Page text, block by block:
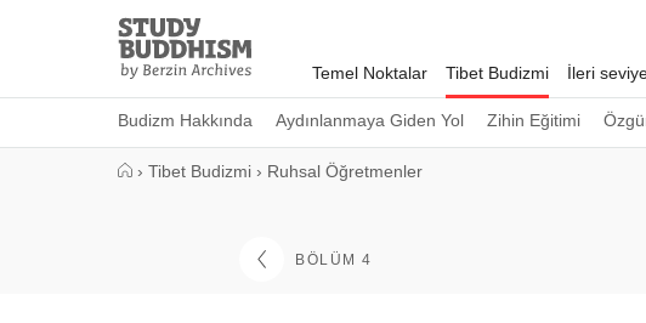
Study
Buddhism
Home
Temel Noktalar Tibet Budizmi
Budizm Hakkında Aydınlanmaya Giden Yol Zihin Eğitimi
İleri
› Tibet Budizmi › Ruhsal Öğretmenler
BÖLÜM 4